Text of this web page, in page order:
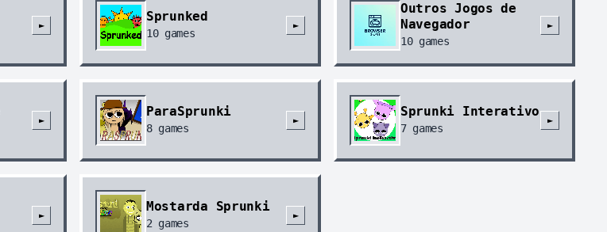
►
Sprunked
10games
►
Outros Jogos de
Navegador
10games
►
►
ParaSprunki
8games
►
Sprunki Interativo
7games
►
►
Mostarda Sprunki
2games
►